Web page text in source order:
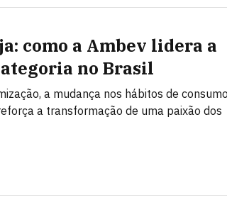
como a Ambev lidera a
no Brasil
a mudança nos hábitos de consumo
a transformação de uma paixão dos